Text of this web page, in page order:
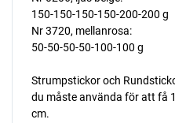
150-150-150-150-200-200 g
Nr 3720, mellanrosa:
50-50-50-50-100-100 g
Strumpstickor och
du måste använda för att få
cm.